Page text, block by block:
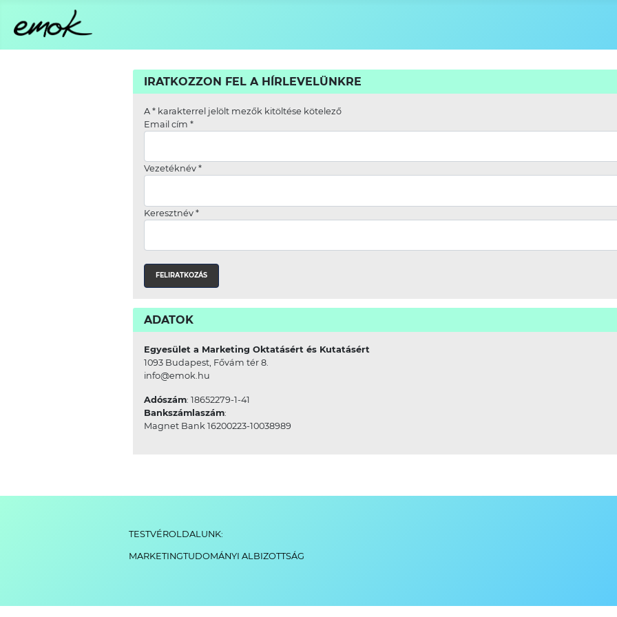
IRATKOZZON FEL A HÍRLEVELÜNKRE
A *karakterrel jelölt mezők kitöltése kötelező
Email cím *
Vezetéknév *
Keresztnév *
ADATOK
Egyesület a Marketing Oktatásért és Kutatásért
1093 Budapest, Fővám tér 8.
info@emok.hu
Adószám: 18652279-1-41
Bankszámlaszám:
Magnet Bank 16200223-10038989
TESTVÉROLDALUNK:
MARKETINGTUDOMÁNYI ALBIZOTTSÁG